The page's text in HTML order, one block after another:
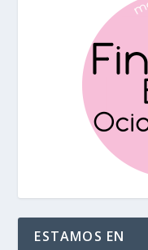
ESTAMOS EN